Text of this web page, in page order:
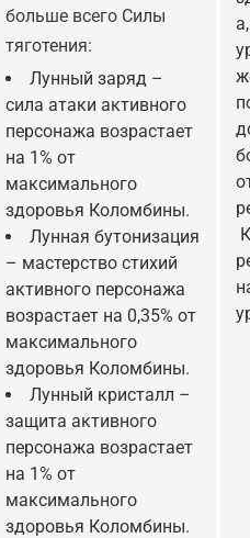
больше всего Силы
тяготения:
Лунный заряд –
сила атаки активного
персонажа возрастает
на 1% от
максимального
здоровья Коломбины.
Лунная бутонизация
– мастерство стихий
активного персонажа
возрастает на 0,35% от
максимального
здоровья Коломбины.
Лунный кристалл –
защита активного
персонажа возрастает
на 1% от
максимального
здоровья Коломбины.